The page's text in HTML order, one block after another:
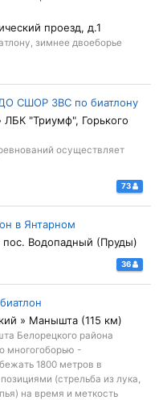
проезд, д.1
зимнее двоеборье
СШОР ЗВС по биатлону
"Триумф", Горького
осуществляет
73
в Янтарном
пос. Водопадный (Пруды)
36
» Манышта (115 км)
Белорецкого района
многогоборью -
1800 метров в
(стрельба из лука,
на время и меткость